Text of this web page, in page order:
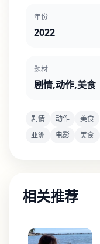
年份
2022
题材
剧情,动作,美食
剧情 动作
美食
亚洲
电影 美食
相关推荐